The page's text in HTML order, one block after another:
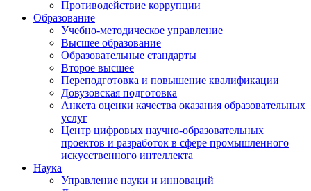
Противодействие коррупции
Образование
Учебно-методическое управление
Высшее образование
Образовательные стандарты
Второе высшее
Переподготовка и повышение квалификации
Довузовская подготовка
Анкета оценки качества оказания образовательных
услуг
Центр цифровых научно-образовательных
проектов и разработок в сфере промышленного
искусственного интеллекта
Наука
Управление науки и инноваций